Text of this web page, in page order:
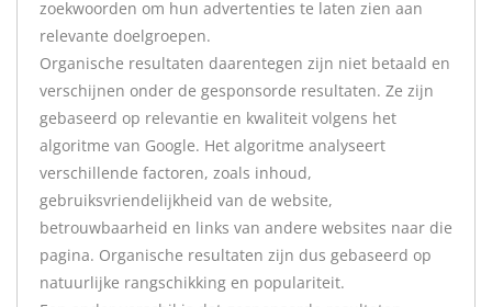
zoekwoorden om hun advertenties te laten zien aan
relevante doelgroepen.
Organische resultaten daarentegen zijn niet betaald en
verschijnen onder de gesponsorde resultaten. Ze zijn
gebaseerd op relevantie en kwaliteit volgens het
algoritme van Google. Het algoritme analyseert
verschillende factoren, zoals inhoud,
gebruiksvriendelijkheid van de website,
betrouwbaarheid en links van andere websites naar die
pagina. Organische resultaten zijn dus gebaseerd op
natuurlijke rangschikking en populariteit.